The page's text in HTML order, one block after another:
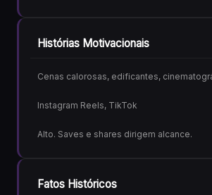
Histórias Motivacionais
Cenas calorosas, edificantes,
Instagram Reels, TikTok
Alto. Saves e shares dirigem alcance.
Fatos Históricos